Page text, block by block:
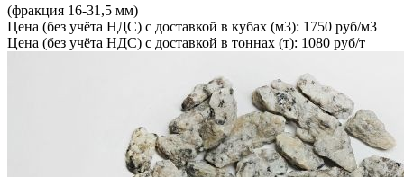
(фракция 16-31,5 мм)
Цена (без учёта НДС) с доставкой в кубах (м3): 1750 руб/м3
Цена (без учёта НДС) с доставкой в тоннах (т): 1080 руб/т